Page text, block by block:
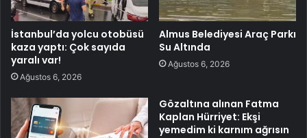
İstanbul’da yolcu otobüsü
kaza yaptı: Çok sayıda
yaralı var!
Ağustos 6, 2026
Almus Belediyesi Araç Parkı
Su Altında
Ağustos 6, 2026
Gözaltına alınan Fatma
Kaplan Hürriyet: Ekşi
yemedim ki karnım ağrısın